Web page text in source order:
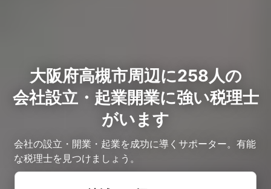
大阪府高槻市周辺に258人の
会社設立・起業開業に強い税理士
がいます
会社の設立・開業・起業を成功に導くサポーター。有能
な税理士を見つけましょう。